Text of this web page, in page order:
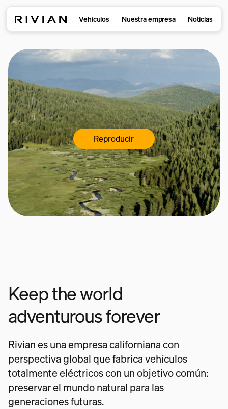
Vehículos Nuestra empresa Noticias
Reproducir
Keep the world
adventurous forever
Rivian es una empresa californiana con
perspectiva global que fabrica vehículos
totalmente eléctricos con un objetivo común:
preservar el mundo natural para las
generaciones futuras.